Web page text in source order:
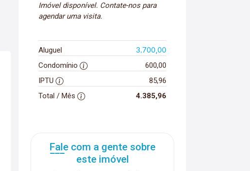
Imóvel disponível. Contate-nos para
agendar uma visita.
Aluguel 3.700,00
Condomínio
600,00
IPTU
85,96
Total / Mês
4.385,96
Fale com a gente sobre
este imóvel